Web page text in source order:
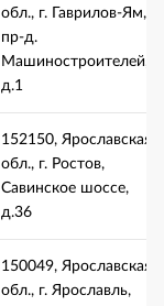
обл., г. Гаврилов-Ям,
пр-д.
Машиностроителей,
д.1
152150, Ярославская
обл., г. Ростов,
Савинское шоссе,
д.36
150049, Ярославская
обл., г. Ярославль,